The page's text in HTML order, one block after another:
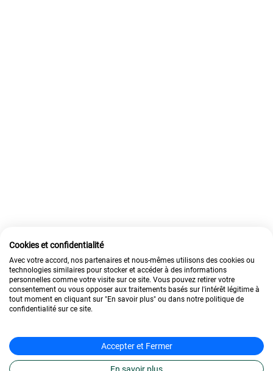
Cookies et confidentialité
Avec votre accord, nos partenaires et nous-mêmes utilisons des cookies ou
technologies similaires pour stocker et accéder à des informations
personnelles comme votre visite sur ce site. Vous pouvez retirer votre
consentement ou vous opposer aux traitements basés sur l'intérêt légitime à
tout moment en cliquant sur "En savoir plus" ou dans notre politique de
confidentialité sur ce site.
Accepter et Fermer
En savoir plus